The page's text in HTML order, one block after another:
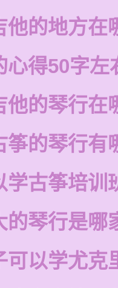
他的地方在
心得50字左
他的琴行在
筝的琴行有
学古筝培训
的琴行是哪
可以学尤克